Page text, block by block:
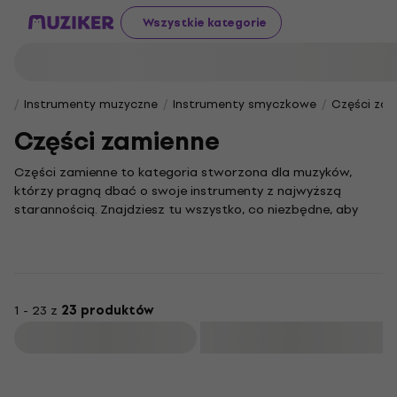
Wszystkie kategorie
Instrumenty muzyczne Instrumenty smyczkowe Części
Części zamienne
Części zamienne to kategoria stworzona dla muzyków,
którzy pragną dbać o swoje instrumenty z najwyższą
starannością. Znajdziesz tu wszystko, co niezbędne, aby
po elektronikę i mostki. Dzięki nim samodzielnie wymienisz
1 - 23 z 23 produktów